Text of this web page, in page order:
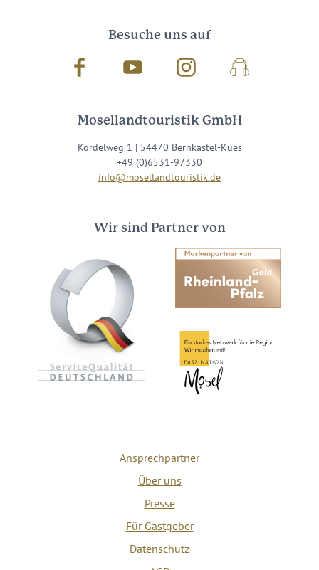
Besuche uns auf
Facebook Youtube InstagramPodcast
Mosellandtouristik GmbH
Kordelweg 1 | 54470 Bernkastel-Kues
+49 (0)6531-97330
info@mosellandtouristik.de
Wir sind Partner von
Ansprechpartner
Über uns
Presse
Für Gastgeber
Datenschutz